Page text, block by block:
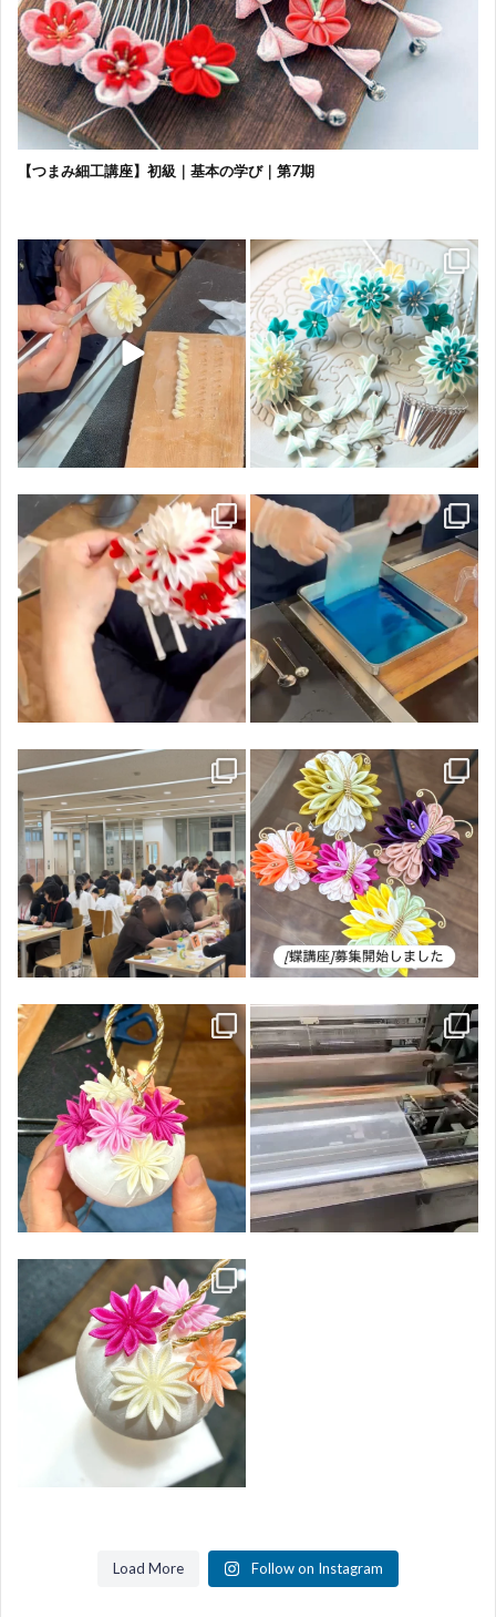
【つまみ細工講座】初級｜基本の学び｜第7期
成人式ワークショップ
皆さま、大変お上手です
...
40
講座のご案内です
3点飾り 勝山セットです。
...
69 0
中級のかんざしが完成
基本のちりめん作りからスタートし
て...
84 0
初級7期の募集を開始しました
お申し込みはハイライト[初級]よりご
確認いただけます。
0
学校のPTAの会でのワークショップ
49名の方にお伝えさせていただきまし
た。
...
59 0
講座のご案内です
内容は蝶の内容となります＾＾
...
46 0
特別コース 小さなボールブーケ
着々と仕上がりに向かっています。
...
65 0
商品同様、講座での使用している羽二
重は全て
@konno.soie さまのものです
...
32 0
特別コース
小さなボールブーケ
素敵な色合いで仕上がります。
...
60 0
Load More Follow on Instagram